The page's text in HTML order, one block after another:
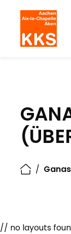
/
// no layouts